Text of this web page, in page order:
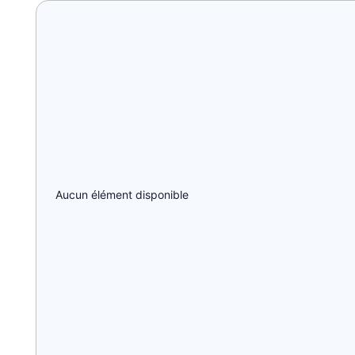
Aucun élément disponible